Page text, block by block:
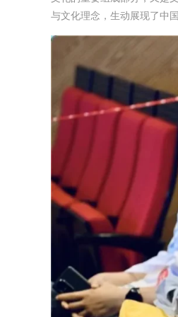
与文化理念，生动展现了中